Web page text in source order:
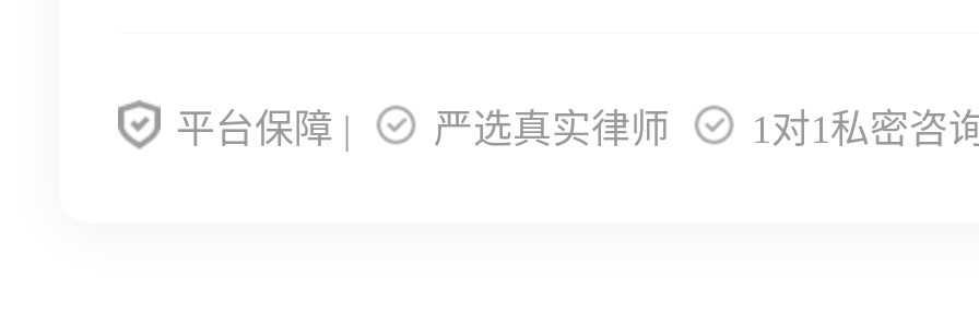
平台保障 | 严选真实律师 1对1私密咨